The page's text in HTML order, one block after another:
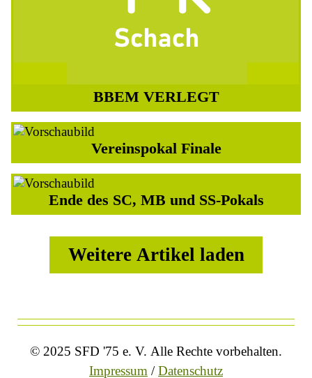
BBEM VERLEGT
Vereinspokal Finale
Ende des SC, MB und SS-Pokals
Weitere Artikel laden
© 2025 SFD '75 e. V. Alle Rechte vorbehalten.
Impressum /Datenschutz